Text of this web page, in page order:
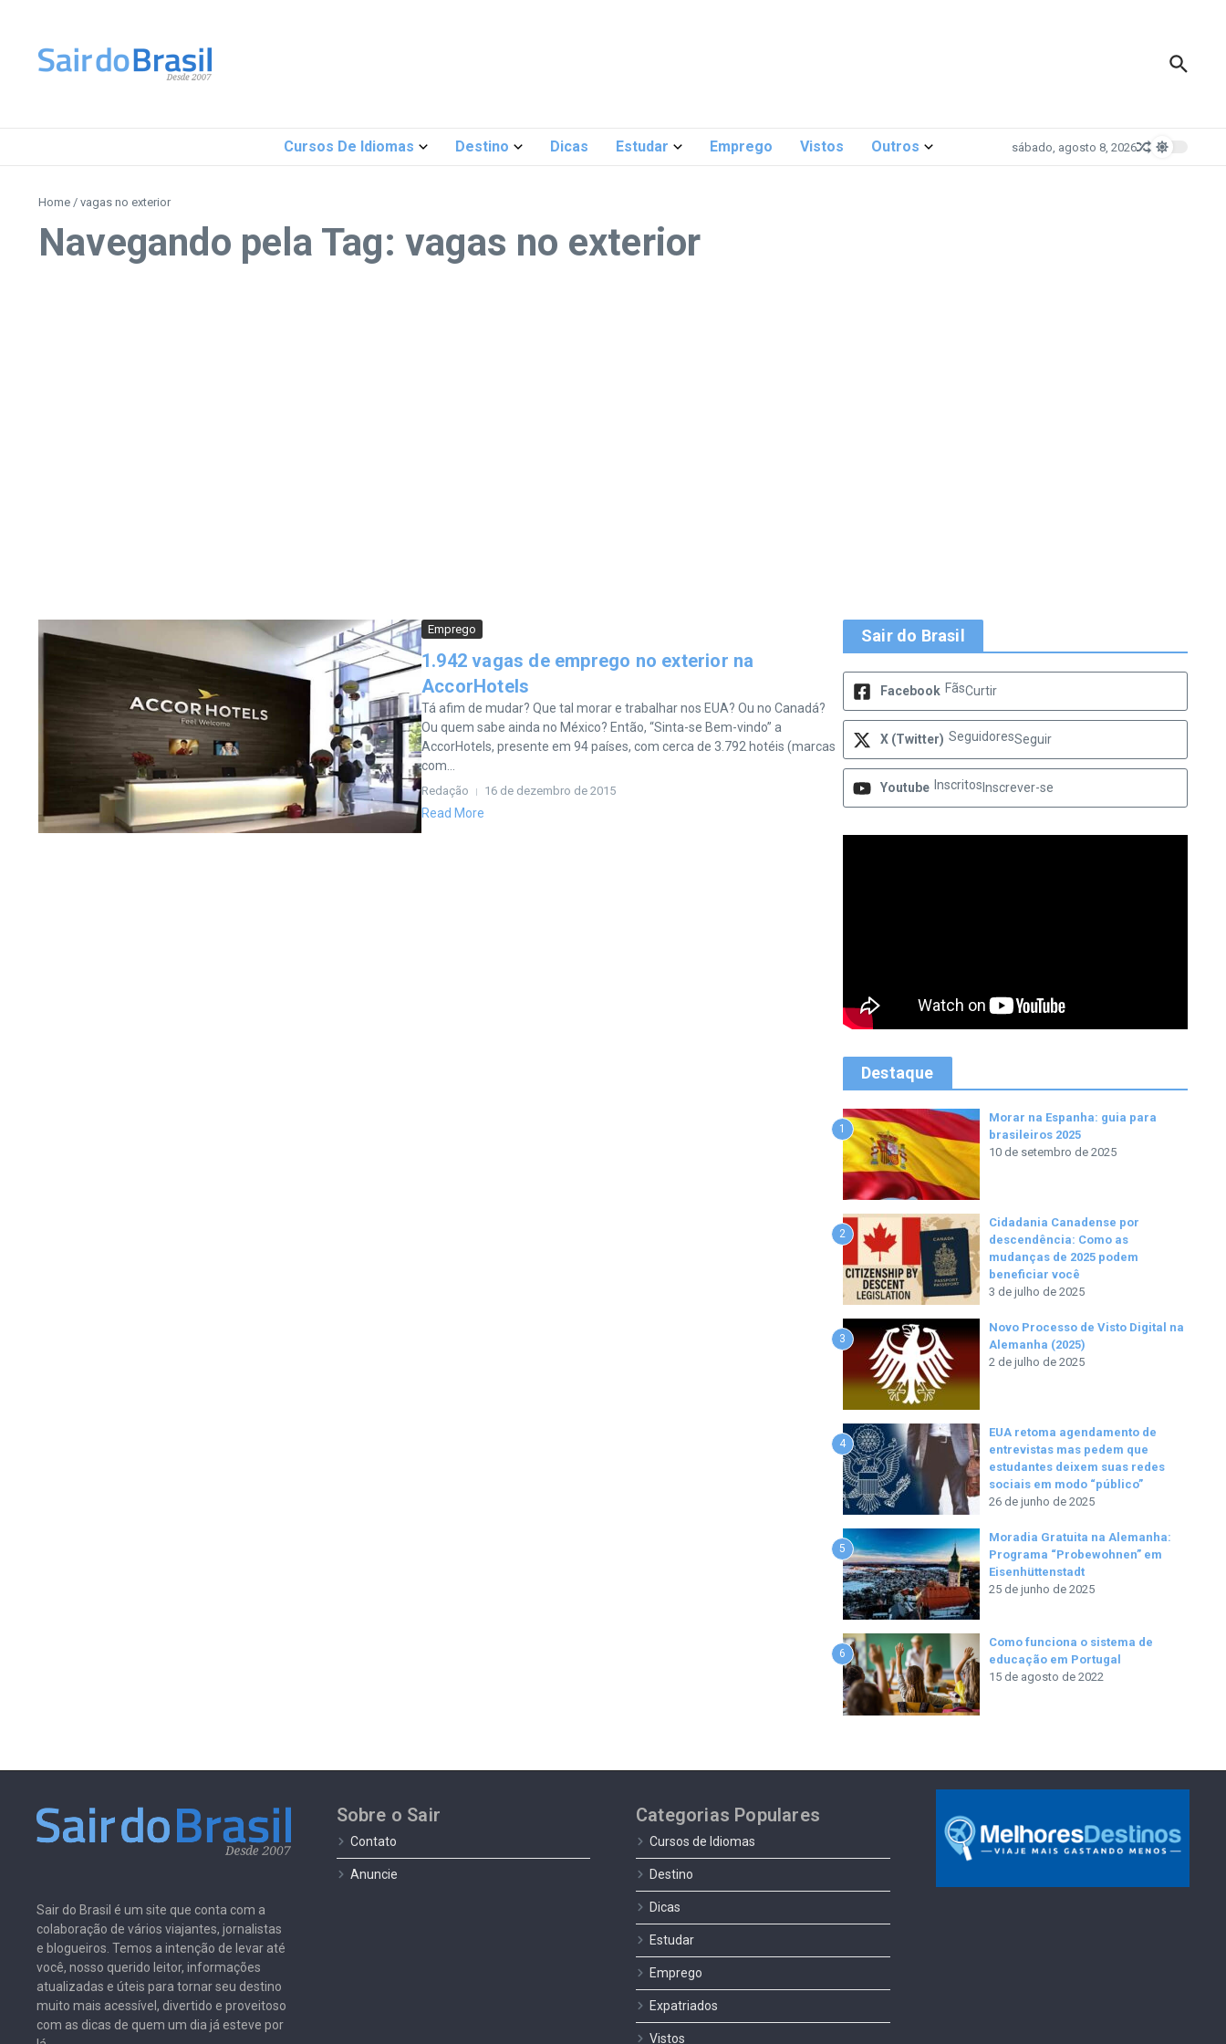
Cursos De Idiomas Destino Dicas Estudar Emprego Vistos Outros sábado, agosto 8, 2026
Home / vagas no exterior
Navegando pela Tag: vagas no exterior
Emprego
1.942 vagas de emprego no exterior na
AccorHotels
Tá afim de mudar? Que tal morar e trabalhar nos EUA? Ou no Canadá?
Ou quem sabe ainda no México? Então, “Sinta-se Bem-vindo” a
AccorHotels, presente em 94 países, com cerca de 3.792 hotéis (marcas
com...
Redação 16 de dezembro de 2015
Read More
Sair do Brasil
Facebook FãsCurtir
X (Twitter) SeguidoresSeguir
Youtube Inscritos Inscrever-se
Destaque
1
Morar na Espanha: guia para
brasileiros 2025
10 de setembro de 2025
2
Cidadania Canadense por
descendência: Como as
mudanças de 2025 podem
beneficiar você
3 de julho de 2025
3
Novo Processo de Visto Digital na
Alemanha (2025)
2 de julho de 2025
4
EUA retoma agendamento de
entrevistas mas pedem que
estudantes deixem suas redes
sociais em modo “público”
26 de junho de 2025
5
Moradia Gratuita na Alemanha:
Programa “Probewohnen” em
Eisenhüttenstadt
25 de junho de 2025
6
Como funciona o sistema de
educação em Portugal
15 de agosto de 2022
Sair do Brasil é um site que conta com a
colaboração de vários viajantes, jornalistas
e blogueiros. Temos a intenção de levar até
você, nosso querido leitor, informações
atualizadas e úteis para tornar seu destino
muito mais acessível, divertido e proveitoso
com as dicas de quem um dia já esteve por
Sobre o Sair
Contato
Anuncie
Categorias Populares
Cursos de Idiomas
Destino
Dicas
Estudar
Emprego
Expatriados
Vistos